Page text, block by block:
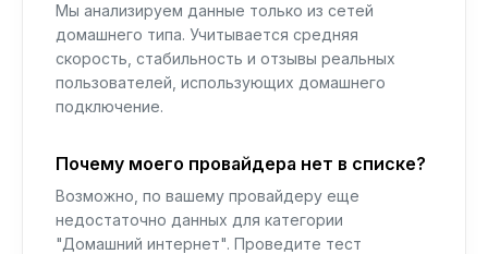
Мы анализируем данные только из сетей
домашнего типа. Учитывается средняя
скорость, стабильность и отзывы реальных
пользователей, использующих домашнего
подключение.
Почему моего провайдера нет в списке?
Возможно, по вашему провайдеру еще
недостаточно данных для категории
"Домашний интернет". Проведите тест